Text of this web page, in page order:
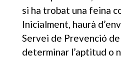
si ha trobat una feina
Inicialment, haurà
Servei de Prevenció de
determinar l’aptitud o